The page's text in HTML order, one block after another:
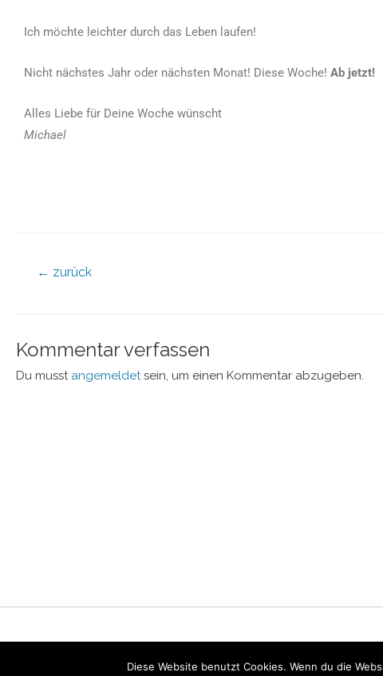
Ich möchte leichter durch das Leben laufen!
Nicht nächstes Jahr oder nächsten Monat! Diese Woche! Ab jetzt!
Alles Liebe für Deine Woche wünscht
Michael
← zurück
Kommentar verfassen
Du musst angemeldetsein, um einen Kommentar abzugeben.
Diese Website benutzt Cookies. Wenn du die